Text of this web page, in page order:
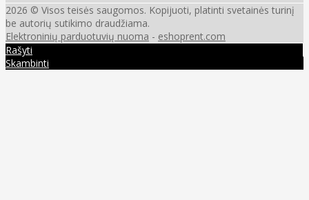
2026 © Visos teisės saugomos. Kopijuoti, platinti svetainės turinį
be autorių sutikimo draudžiama.
Elektroninių parduotuvių nuoma - eshoprent.com
Rašyti
Skambinti